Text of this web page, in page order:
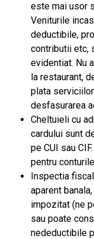
este mai usor
Veniturile
deductibile,
contributii etc,
evidentiat. Nu
la restaurant,
plata
desfasurarea
Cheltuieli cu
cardului sunt
pe CUI sau
pentru
Inspectia
aparent
impozitat (ne
sau poate
nedeductibile